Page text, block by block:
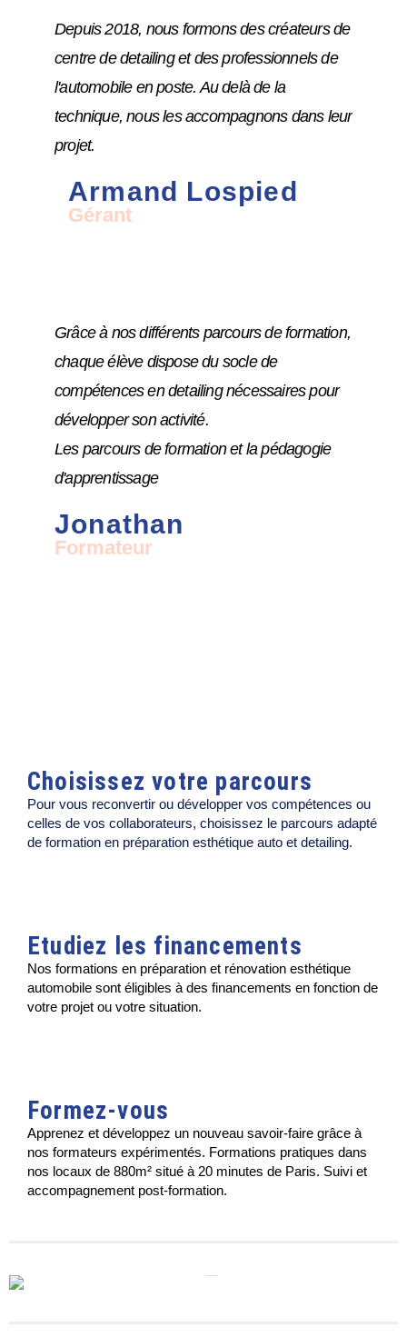
Depuis 2018, nous formons des créateurs de
centre de detailing et des professionnels de
l'automobile en poste. Au delà de la
technique, nous les accompagnons dans leur
projet.
Armand Lospied
Gérant
Grâce à nos différents parcours de formation,
chaque élève dispose du socle de
compétences en detailing nécessaires pour
développer son activité.
Les parcours de formation et la pédagogie
d'apprentissage
Jonathan
Formateur
Choisissez votre parcours
Pour vous reconvertir ou développer vos compétences ou
celles de vos collaborateurs, choisissez le parcours adapté
de formation en préparation esthétique auto et detailing.
Etudiez les financements
Nos formations en préparation et rénovation esthétique
automobile sont éligibles à des financements en fonction de
votre projet ou votre situation.
Formez-vous
Apprenez et développez un nouveau savoir-faire grâce à
nos formateurs expérimentés. Formations pratiques dans
nos locaux de 880m² situé à 20 minutes de Paris. Suivi et
accompagnement post-formation.